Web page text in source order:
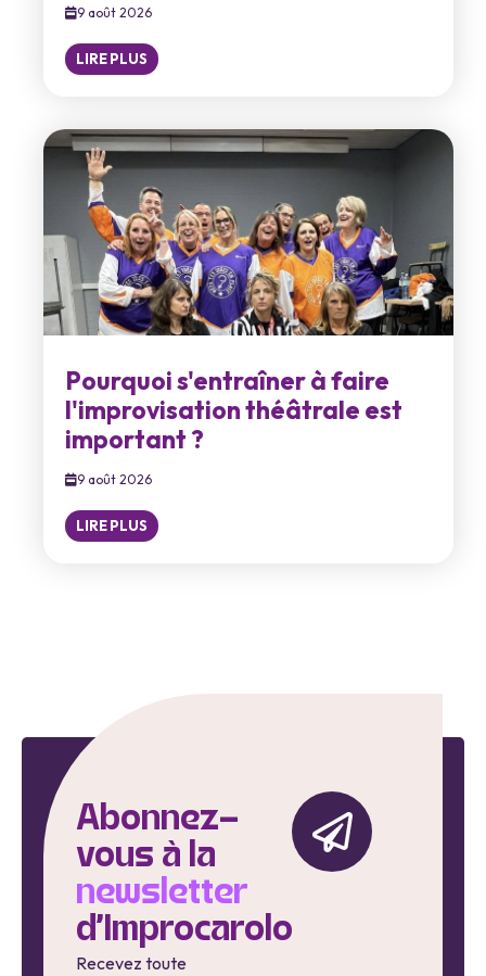
9 août 2026
LIRE PLUS
Pourquoi s'entraîner à faire
l'improvisation théâtrale est
important ?
9 août 2026
LIRE PLUS
Abonnez-
vous à la
newsletter
d'Improcarolo
Recevez toute